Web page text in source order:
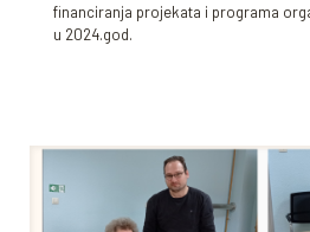
financiranja projekata i programa
u 2024.god.